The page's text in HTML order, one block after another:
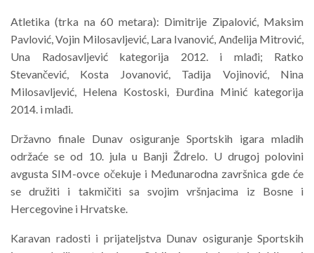
Atletika (trka na 60 metara): Dimitrije Zipalović, Maksim
Pavlović, Vojin Milosavljević, Lara Ivanović, Anđelija Mitrović,
Una Radosavljević kategorija 2012. i mlađi; Ratko
Stevančević, Kosta Jovanović, Tadija Vojinović, Nina
Milosavljević, Helena Kostoski, Đurđina Minić kategorija
2014. i mlađi.
Državno finale Dunav osiguranje Sportskih igara mladih
održaće se od 10. jula u Banji Ždrelo. U drugoj polovini
avgusta SIM-ovce očekuje i Međunarodna završnica gde će
se družiti i takmičiti sa svojim vršnjacima iz Bosne i
Hercegovine i Hrvatske.
Karavan radosti i prijateljstva Dunav osiguranje Sportskih